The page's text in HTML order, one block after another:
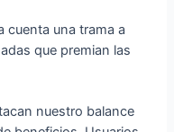
cuenta una trama a
que premian las
nuestro balance